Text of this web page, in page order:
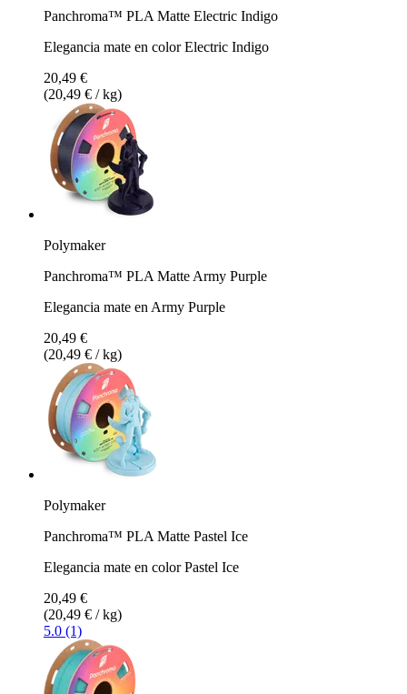
Panchroma™ PLA Matte Electric Indigo
Elegancia mate en color Electric Indigo
20,49 €
(20,49 € / kg)
Polymaker
Panchroma™ PLA Matte Army Purple
Elegancia mate en Army Purple
20,49 €
(20,49 € / kg)
Polymaker
Panchroma™ PLA Matte Pastel Ice
Elegancia mate en color Pastel Ice
20,49 €
(20,49 € / kg)
5.0 (1)